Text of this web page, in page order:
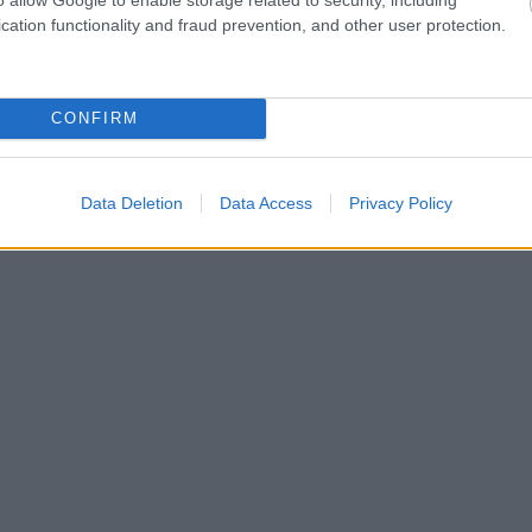
functionality and fraud prevention, and other user protection.
CONFIRM
Data Deletion Data Access Privacy Policy
πολύ μεγάλο ατού. Αν δεν έχεις, όμως, να ξέρεις
νησιού είναι άκρως οργανωμένες και δεν θα